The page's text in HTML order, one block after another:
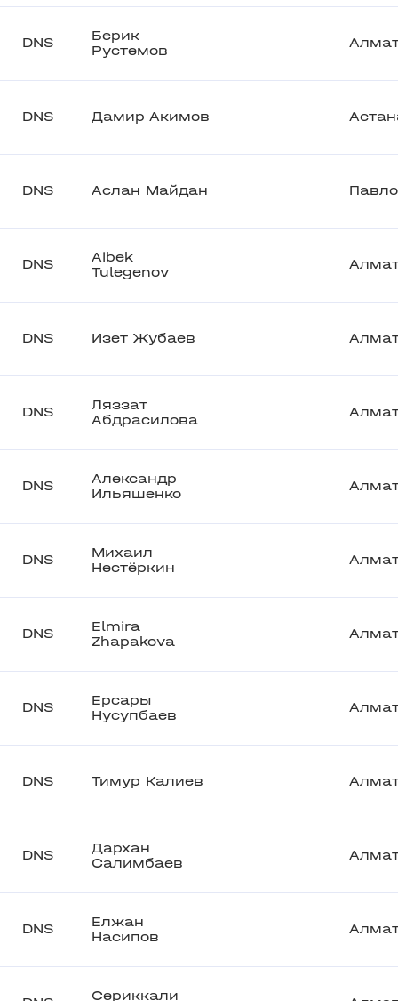
DNS
Берик
Рустемов
DNS Дамир Акимов
DNS Аслан Майдан
DNS
Aibek
Tulegenov
DNS Изет Жубаев
DNS
Ляззат
Абдрасилова
DNS
Александр
Ильяшенко
DNS
Михаил
Нестёркин
DNS
Elmira
Zhapakova
DNS
Ерсары
Нусупбаев
DNS Тимур Калиев
DNS
Дархан
Салимбаев
DNS
Елжан
Насипов
Сериккали